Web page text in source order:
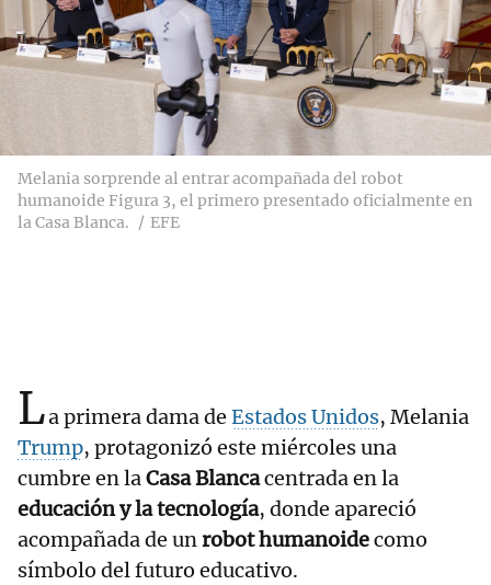
Melania sorprende al entrar acompañada del robot
humanoide Figura 3, el primero presentado oficialmente en
la Casa Blanca.
EFE
La primera dama de Estados Unidos, Melania
Trump, protagonizó este miércoles una
cumbre en laCasa Blancacentrada en la
educación y la tecnología, donde apareció
acompañada de unrobot humanoidecomo
símbolo del futuro educativo.